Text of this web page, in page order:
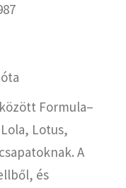
Formula–
Lotus,
A
és